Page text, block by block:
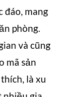
đáo, mang
phòng.
và cũng
mã sản
là xu